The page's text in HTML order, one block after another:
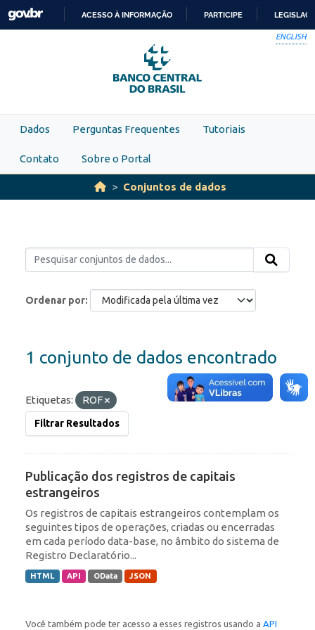
Skip to main content
PARA
O
CONTEÚDO
ACESSO À INFORMAÇÃO PARTICIPE
ENGLISH
Dados Perguntas Frequentes Tutoriais
Contato Sobre o Portal
Conjuntos de dados
Ordenar por
1 conjunto de dados encontrado
Etiquetas: ROF
Filtrar Resultados
Publicação dos registros de capitais
estrangeiros
Os registros de capitais estrangeiros contemplam os
seguintes tipos de operações, criadas ou encerradas
em cada período data-base, no âmbito do sistema de
Registro Declaratório...
HTML API OData JSON
Você também pode ter acesso a esses registros usando a API